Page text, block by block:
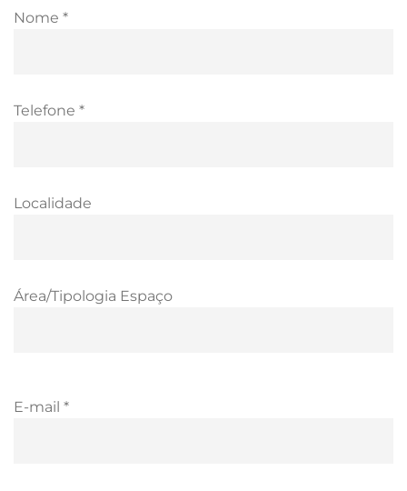
Nome *
Telefone *
Localidade
Área/Tipologia Espaço
E-mail *